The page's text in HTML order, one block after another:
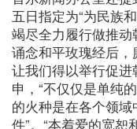
五日指定为“为民族
竭尽全力履行做推动
诵念和平玫瑰经后，
让我们得以举行促
申，“不仅仅是单纯
的火种是在各个领
件”。“本着爱的宽